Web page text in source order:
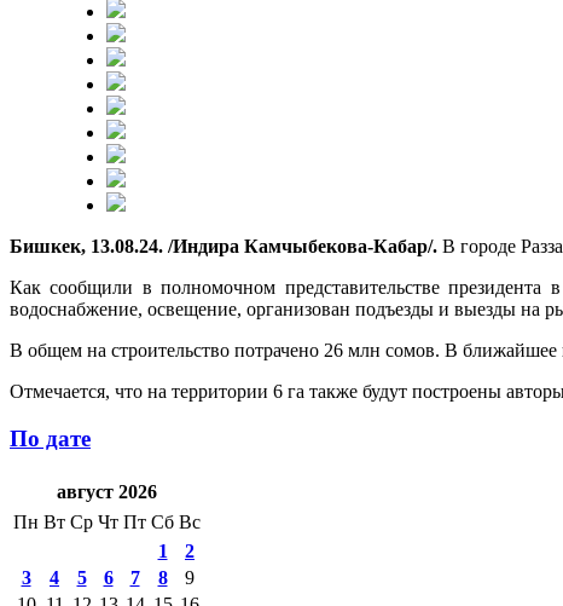
Бишкек, 13.08.24. /Индира Камчыбекова-Кабар/. В городе
Как сообщили в полномочном представительстве
водоснабжение, освещение, организован подъезды и выезды на
В общем на строительство потрачено 26 млн сомов. В ближайшее
Отмечается, что на территории 6 га также будут построены
По дате
август 2026
Пн Вт Ср Чт Пт Сб Вс
1
2
3
4 5 6 7 8
9